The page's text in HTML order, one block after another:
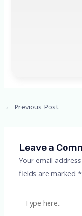
Post
← Previous Post
Leave a
Your email
fields are marked*
here..